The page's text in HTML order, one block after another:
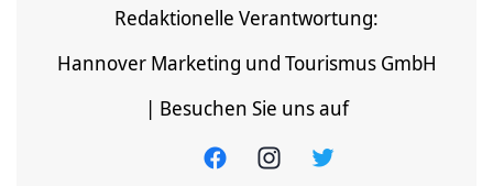
Redaktionelle Verantwortung:
Hannover Marketing und Tourismus GmbH
| Besuchen Sie uns auf